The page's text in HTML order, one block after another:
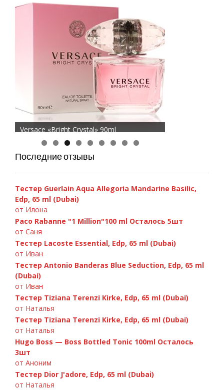
Versace «Bright Crystal» 90ml
D&G 3 LImperatrice, 100ml
Последние отзывы
Тестер Guerlain Aqua Allegoria Mandarine Basilic,
Edp, 65 ml (Dubai)
от Илона
Paco Rabanne "1 Million"100 ml Осталось 5шт
от Саня
Тестер Lacoste Essential, Edp, 65 ml (Dubai)
от Иван
Тестер Antonio Banderas Blue Seduction, Edp, 65 ml
(Dubai)
от Иван
Тестер Tiziana Terenzi Kirke, Edp, 65 ml (Dubai)
от Наталья
Тестер Tiziana Terenzi Kirke, Edp, 65 ml (Dubai)
от Наталья
Hugo Boss — Boss Bottled Tonic 100ml Осталось
3шт
от Аноним
Тестер Dior J'adore, Edp, 65 ml (Dubai)
от Наталья